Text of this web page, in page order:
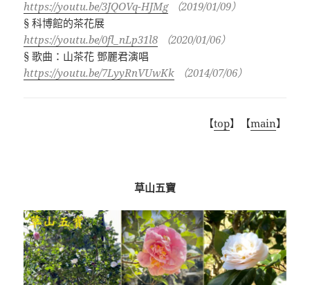
https://youtu.be/3JQOVq-HJMg
（2019/01/09）
§科博館的茶花展
https://youtu.be/0fl_nLp31l8
（2020/01/06）
§歌曲：山茶花 鄧麗君演唱
https://youtu.be/7LyyRnVUwKk
（2014/07/06）
【top】【main】
草山五寶